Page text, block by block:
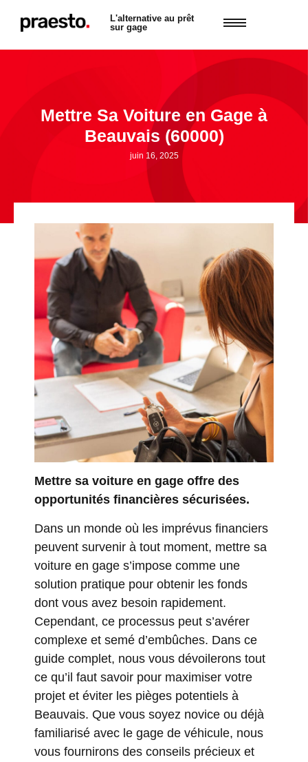
L'alternative au prêt
sur gage
Mettre Sa Voiture en Gage à
Beauvais (60000)
juin 16, 2025
Mettre sa voiture en gage offre des
opportunités financières sécurisées.
Dans un monde où les imprévus financiers
peuvent survenir à tout moment, mettre sa
voiture en gage s’impose comme une
solution pratique pour obtenir les fonds
dont vous avez besoin rapidement.
Cependant, ce processus peut s’avérer
complexe et semé d’embûches. Dans ce
guide complet, nous vous dévoilerons tout
ce qu’il faut savoir pour maximiser votre
projet et éviter les pièges potentiels à
Beauvais. Que vous soyez novice ou déjà
familiarisé avec le gage de véhicule, nous
vous fournirons des conseils précieux et